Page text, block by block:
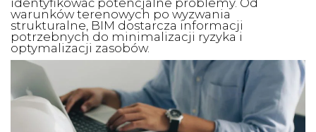
warunków terenowych po wyzwania
strukturalne, BIM dostarcza informacji
potrzebnych do minimalizacji ryzyka i
optymalizacji zasobów.